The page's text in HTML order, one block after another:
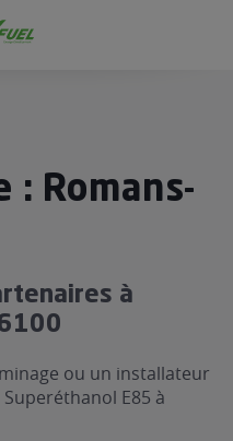
FlexFuel
: Romans-
à
ou un installateur
E85 à